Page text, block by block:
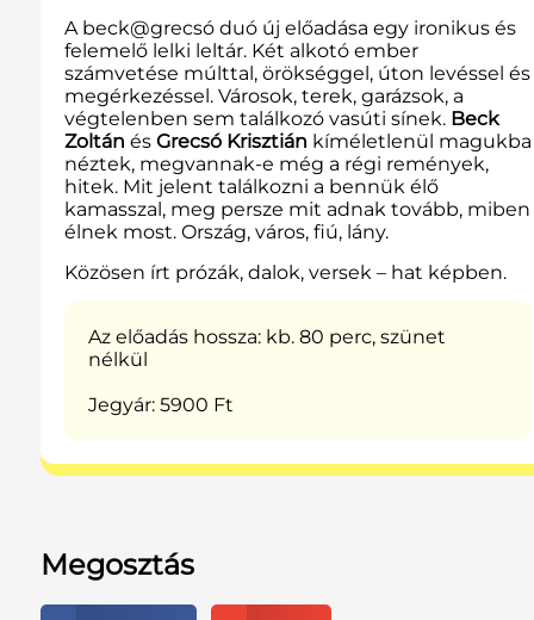
A beck@grecsó duó új előadása egy ironikus és
felemelő lelki leltár. Két alkotó ember
számvetése múlttal, örökséggel, úton levéssel és
megérkezéssel. Városok, terek, garázsok, a
végtelenben sem találkozó vasúti sínek. Beck
Zoltán és Grecsó Krisztián kíméletlenül magukba
néztek, megvannak-e még a régi remények,
hitek. Mit jelent találkozni a bennük élő
kamasszal, meg persze mit adnak tovább, miben
élnek most. Ország, város, fiú, lány.
Közösen írt prózák, dalok, versek – hat képben.
Az előadás hossza: kb. 80 perc, szünet
nélkül
Jegyár: 5900 Ft
Megosztás